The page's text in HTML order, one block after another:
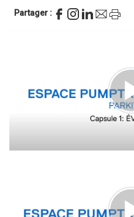
Partager :